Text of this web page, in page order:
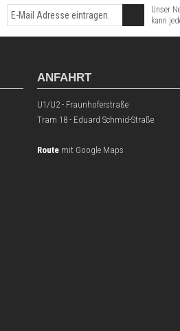
Unser
kann
ANFAHRT
U1/U2 - Fraunhoferstraße
Tram 18 - Eduard Schmid-Straße
Route mit Google Maps